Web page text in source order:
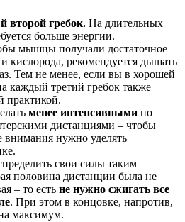
второй гребок. На длительных
больше энергии.
мышцы получали достаточное
кислорода, рекомендуется дышать
Тем не менее, если вы в хорошей
каждый третий гребок также
практикой.
менее интенсивными по
дистанциями – чтобы
внимания нужно уделять
свои силы таким
половина дистанции была не
– то есть не нужно сжигать все
. При этом в концовке, напротив,
максимум.